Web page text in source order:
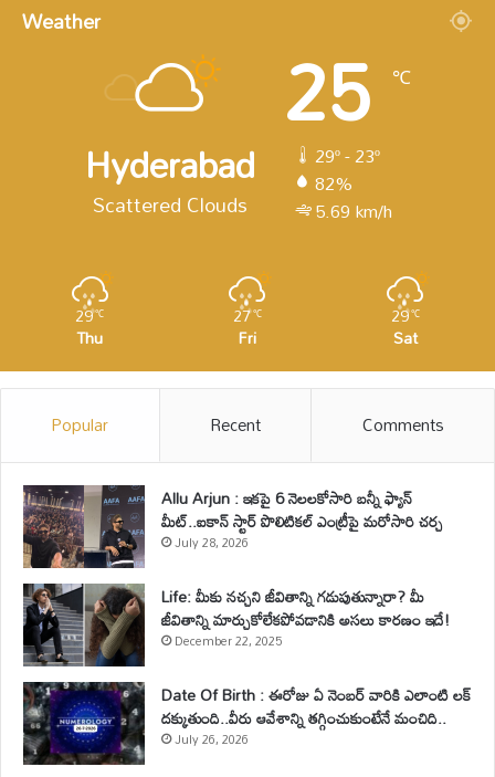
Weather
Hyderabad
Scattered Clouds
25 ℃
29º - 23º
82%
5.69 km/h
29℃
Thu
27℃
Fri
29℃
Sat
Popular Recent Comments
Allu Arjun : ఇకపై 6 నెలలకోసారి బన్నీ ఫ్యాన్
మీట్..ఐకాన్ స్టార్ పొలిటికల్ ఎంట్రీపై మరోసారి చర్చ
July 28, 2026
Life: మీకు నచ్చని జీవితాన్ని గడుపుతున్నారా? మీ
జీవితాన్ని మార్చుకోలేకపోవడానికి అసలు కారణం ఇదే!
December 22, 2025
Date Of Birth : ఈరోజు ఏ నెంబర్ వారికి ఎలాంటి లక్
దక్కుతుంది..వీరు ఆవేశాన్ని తగ్గించుకుంటేనే మంచిది..
July 26, 2026